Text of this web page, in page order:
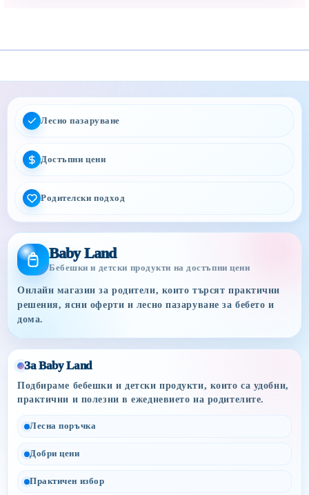
Лесно пазаруване
Достъпни цени
Родителски подход
Baby Land
Бебешки и детски продукти на достъпни цени
Онлайн магазин за родители, които търсят практични
решения, ясни оферти и лесно пазаруване за бебето и
дома.
За Baby Land
Подбираме бебешки и детски продукти, които са удобни,
практични и полезни в ежедневието на родителите.
Лесна поръчка
Добри цени
Практичен избор